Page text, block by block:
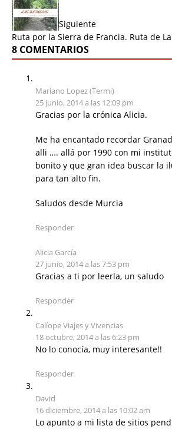
Siguiente
Ruta por la Sierra de Francia. Ruta de
8 COMENTARIOS
Mariano Lopez (Termi)
25 junio, 2014 a las 12:09 pm
Gracias por la crónica Alicia.
Me ha encantado recordar
alli …. allá por 1990 con mi
bonito y que gran idea buscar la
para tan alto fin.
Saludos desde Murcia
Responder
Alicia García
27 junio, 2014 a las 7:53 pm
Gracias a ti por leerla, un saludo
Responder
Calíope Viajes y Vivencias
18 octubre, 2014 a las 6:23 pm
No lo conocía, muy interesante!!
Responder
David
16 diciembre, 2014 a las 10:02 am
Lo apunto a mi lista de sitios